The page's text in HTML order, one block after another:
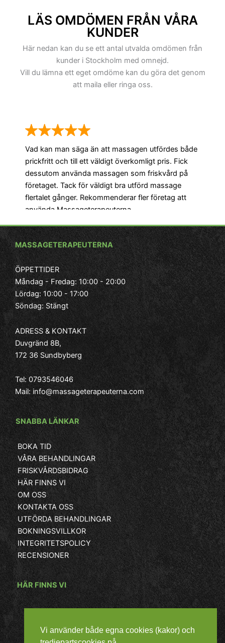
Skolgränd,
Tyska Stallplan,
Västerlånggatan,
Österlånggatan,
Överskärargränd, etc
LÄS OMDÖMEN FRÅN VÅRA
KUNDER
Här nedan kan du se ett antal utvalda omdömen från
kunder i Stockholm med omnejd.
Vill du lämna ett eget omdöme kan du göra det genom
att maila eller ringa oss.
Vad kan man säga än att massagen utfördes både
prickfritt och till ett väldigt överkomligt pris. Fick
dessutom använda massagen som friskvård på
företaget. Tack för väldigt bra utförd massage
flertalet gånger. Rekommenderar fler företag att
använda Massageterapeuterna.
- Roger, Bagarmossen
MASSAGETERAPEUTERNA
ÖPPETTIDER
Måndag - Fredag: 10:00 - 20:00
Lördag: 10:00 - 17:00
Söndag: Stängt
ADRESS & KONTAKT
Duvgränd 8B,
172 36 Sundbyberg
Tel:0793546046
Mail: info@massageterapeuterna.com
SNABBA LÄNKAR
BOKA TID
VÅRA BEHANDLINGAR
FRISKVÅRDSBIDRAG
HÄR FINNS VI
OM OSS
KONTAKTA OSS
UTFÖRDA BEHANDLINGAR
BOKNINGSVILLKOR
INTEGRITETSPOLICY
RECENSIONER
HÄR FINNS VI
Vi använder både egna cookies (kakor) och